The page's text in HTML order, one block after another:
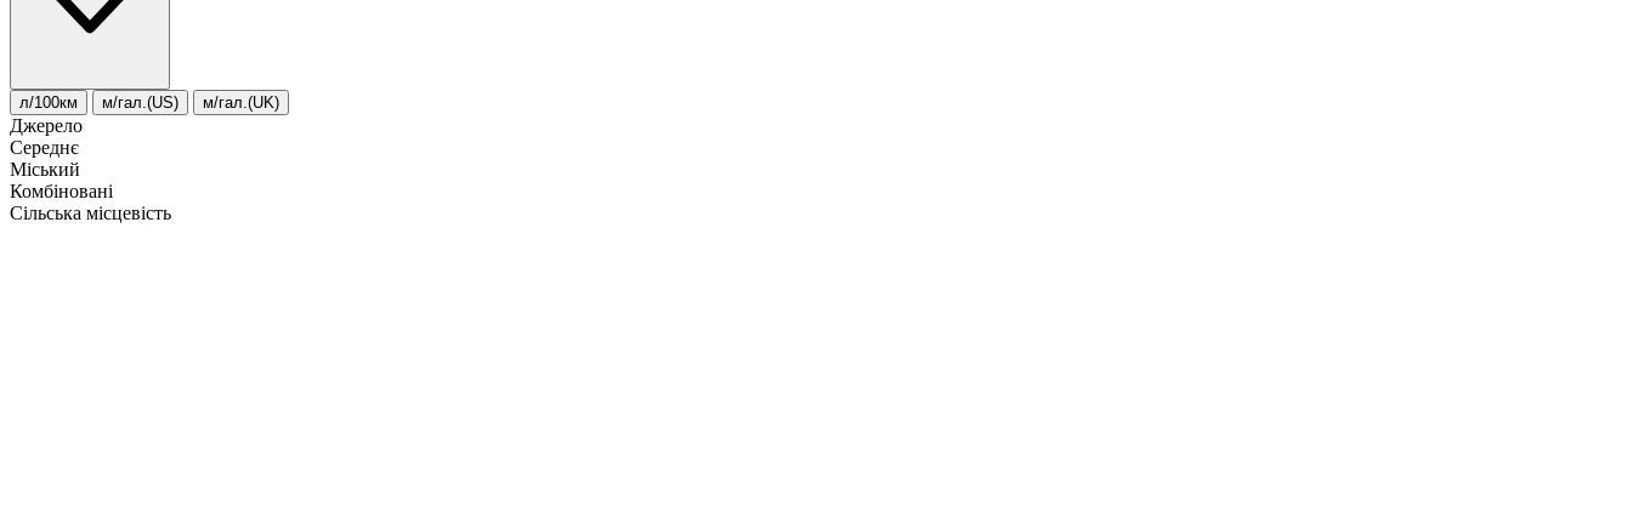
л/100км м/гал.(US) м/гал.(UK)
Джерело
Середнє
Міський
Комбіновані
Сільська місцевість